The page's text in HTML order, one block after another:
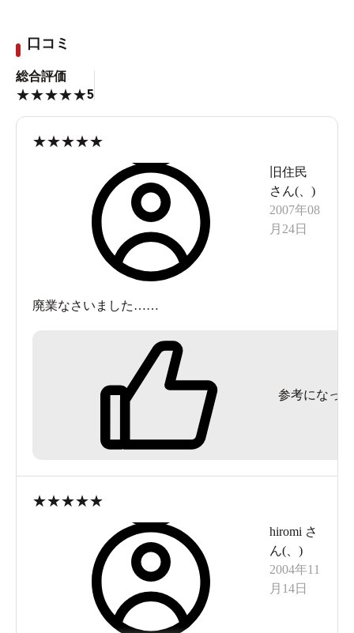
口コミ
総合評価
★★★★★5
★★★★★
旧住民
さん(
)
2007年08
月24日
廃業なさいました……
参考になった
★★★★★
hiromi さ
ん(
)
2004年11
月14日